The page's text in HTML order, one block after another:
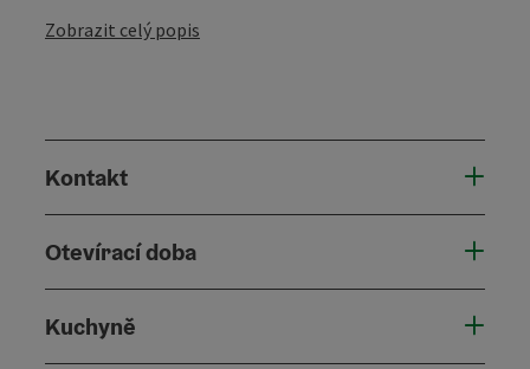
Zobrazit celý popis
Kontakt
Otevírací doba
Kuchyně